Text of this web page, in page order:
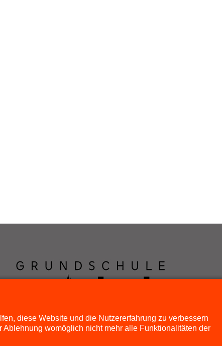
diese Website und die Nutzererfahrung zu verbessern
womöglich nicht mehr alle Funktionalitäten der